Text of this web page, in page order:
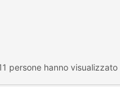
persone hanno visualizzato